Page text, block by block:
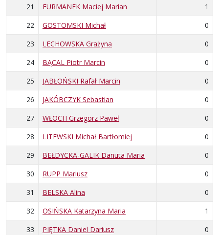
21
FURMANEK Maciej Marian
1
22
GOSTOMSKI Michał
0
23
LECHOWSKA Grażyna
0
24
BĄCAL Piotr Marcin
0
25
JABŁOŃSKI Rafał Marcin
0
26
JAKÓBCZYK Sebastian
0
27
WŁOCH Grzegorz Paweł
0
28
LITEWSKI Michał Bartłomiej
0
29
BEŁDYCKA-GALIK Danuta Maria
0
30
RUPP Mariusz
0
31
BELSKA Alina
0
32
OSIŃSKA Katarzyna Maria
1
33
PIĘTKA Daniel Dariusz
0